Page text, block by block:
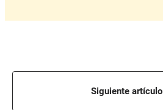
Siguiente artículo